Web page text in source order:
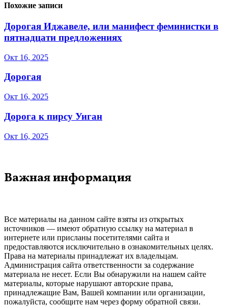
Похожие записи
Дорогая Иджавеле, или манифест феминистки в
пятнадцати предложениях
Окт 16, 2025
Дорогая
Окт 16, 2025
Дорога к пирсу Уиган
Окт 16, 2025
Важная информация
Все материалы на данном сайте взяты из открытых
источников — имеют обратную ссылку на материал в
интернете или присланы посетителями сайта и
предоставляются исключительно в ознакомительных целях.
Права на материалы принадлежат их владельцам.
Администрация сайта ответственности за содержание
материала не несет. Если Вы обнаружили на нашем сайте
материалы, которые нарушают авторские права,
принадлежащие Вам, Вашей компании или организации,
пожалуйста, сообщите нам через форму обратной связи.